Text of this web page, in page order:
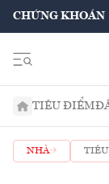
CHỨNG KHOÁN
TIÊU ĐIỂM
NHÀ